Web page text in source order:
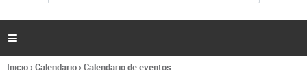
l
s

Se
Inicio›Calendario›Calendario de eventos